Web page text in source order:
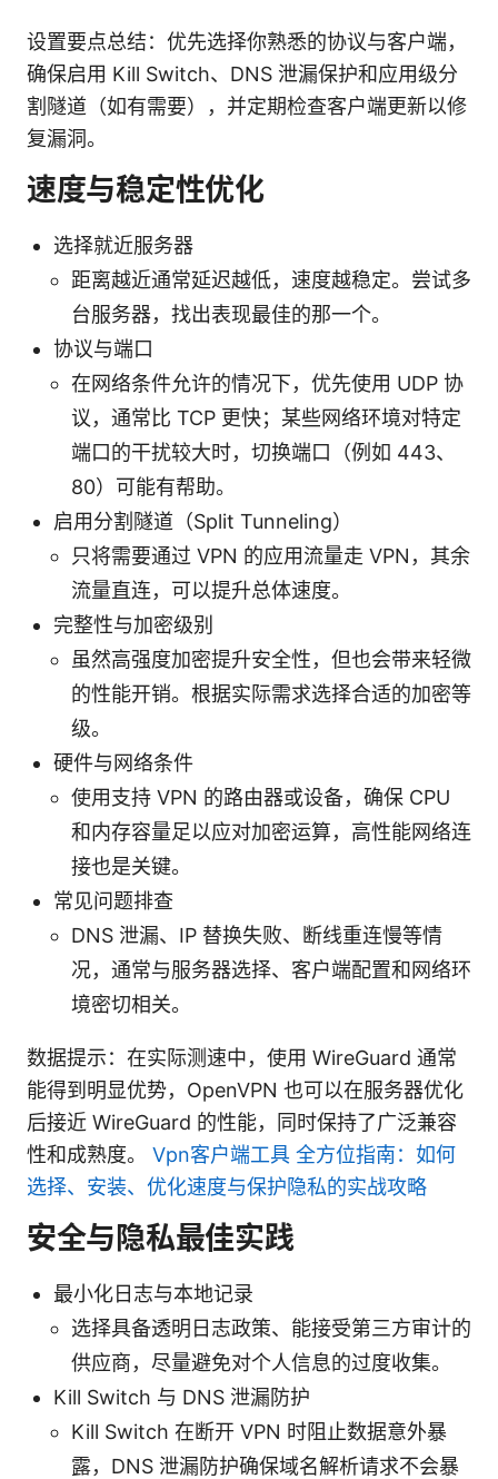
设置要点总结：优先选择你熟悉的协议与客户端，
确保启用 Kill Switch、DNS 泄漏保护和应用级分
割隧道（如有需要），并定期检查客户端更新以修
复漏洞。
速度与稳定性优化
选择就近服务器
距离越近通常延迟越低，速度越稳定。尝试多
台服务器，找出表现最佳的那一个。
协议与端口
在网络条件允许的情况下，优先使用 UDP 协
议，通常比 TCP 更快；某些网络环境对特定
端口的干扰较大时，切换端口（例如 443、
80）可能有帮助。
启用分割隧道（Split Tunneling）
只将需要通过 VPN 的应用流量走 VPN，其余
流量直连，可以提升总体速度。
完整性与加密级别
虽然高强度加密提升安全性，但也会带来轻微
的性能开销。根据实际需求选择合适的加密等
级。
硬件与网络条件
使用支持 VPN 的路由器或设备，确保 CPU
和内存容量足以应对加密运算，高性能网络连
接也是关键。
常见问题排查
DNS 泄漏、IP 替换失败、断线重连慢等情
况，通常与服务器选择、客户端配置和网络环
境密切相关。
数据提示：在实际测速中，使用 WireGuard 通常
能得到明显优势，OpenVPN 也可以在服务器优化
后接近 WireGuard 的性能，同时保持了广泛兼容
性和成熟度。 Vpn客户端工具 全方位指南：如何
选择、安装、优化速度与保护隐私的实战攻略
安全与隐私最佳实践
最小化日志与本地记录
选择具备透明日志政策、能接受第三方审计的
供应商，尽量避免对个人信息的过度收集。
Kill Switch 与 DNS 泄漏防护
Kill Switch 在断开 VPN 时阻止数据意外暴
露，DNS 泄漏防护确保域名解析请求不会暴